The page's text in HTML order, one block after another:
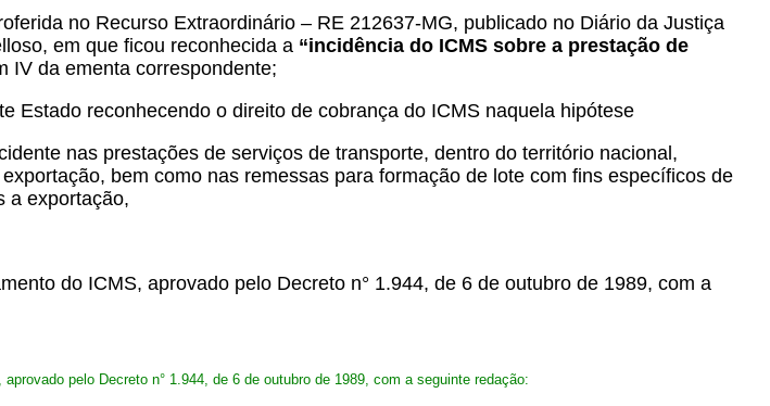
no Recurso Extraordinário – RE 212637-MG, publicado no Diário da Justiça
em que ficou reconhecida a “incidência do ICMS sobre a prestação de
IV da ementa correspondente;
Estado reconhecendo o direito de cobrança do ICMS naquela hipótese
nas prestações de serviços de transporte, dentro do território nacional,
bem como nas remessas para formação de lote com fins específicos de
a exportação,
do ICMS, aprovado pelo Decreto n° 1.944, de 6 de outubro de 1989, com a
pelo Decreto n° 1.944, de 6 de outubro de 1989, com a seguinte redação: